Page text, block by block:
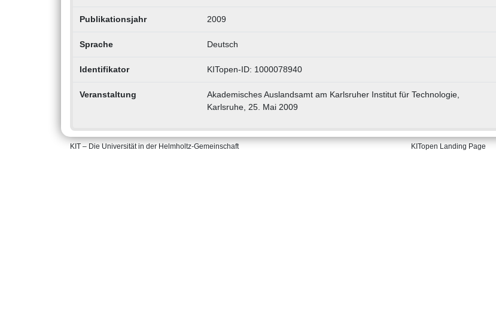
Publikationsjahr 2009
Sprache Deutsch
Identifikator KITopen-ID: 1000078940
Veranstaltung
Akademisches Auslandsamt am Karlsruher Institut für Technologie,
Karlsruhe, 25. Mai 2009
KIT – Die Universität in der Helmholtz-Gemeinschaft KITopen Landing Page